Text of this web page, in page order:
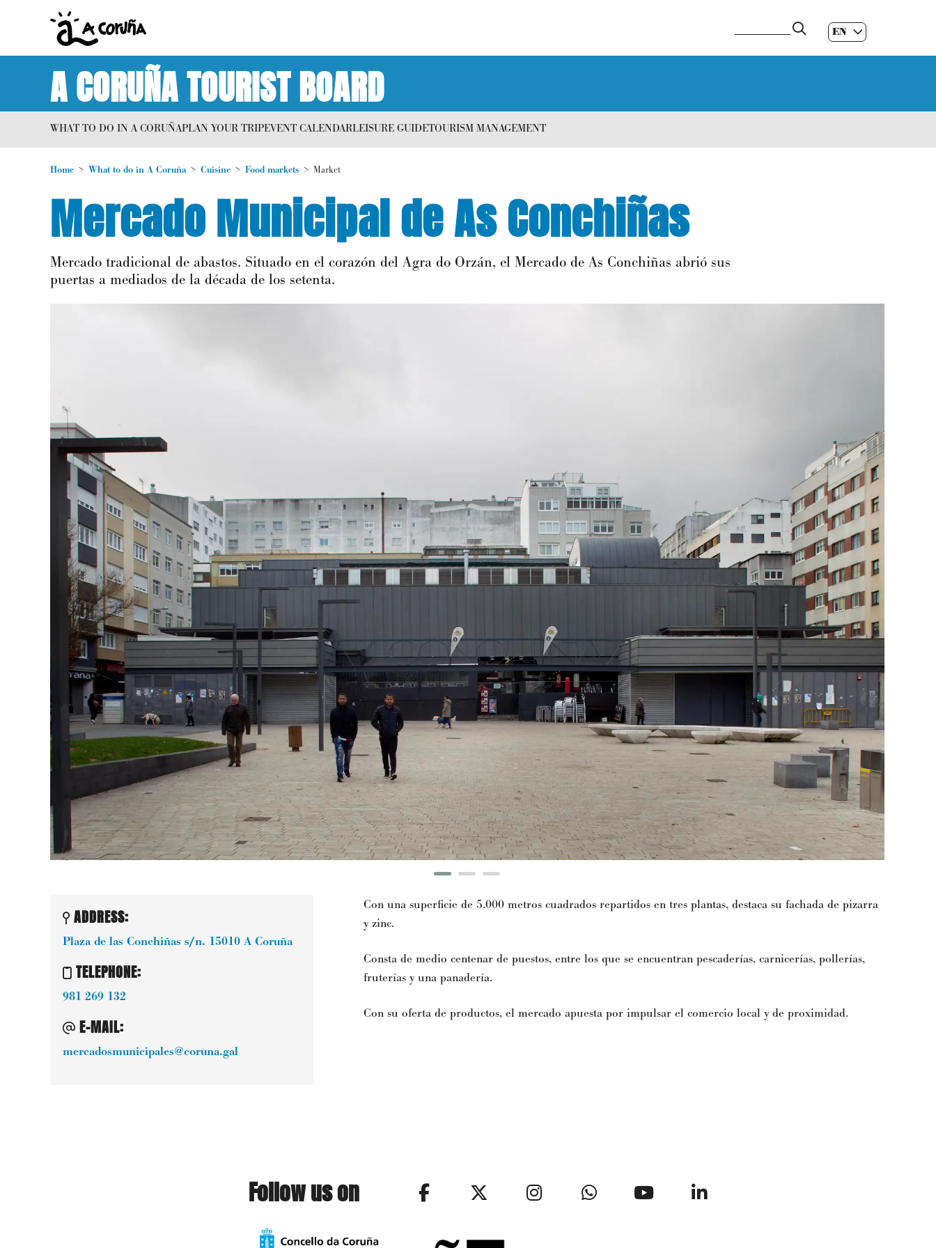
EN
ES|
GL|
A CORUÑA TOURIST BOARD
WHAT TO DO IN A CORUÑAPLAN YOUR TRIPEVENT CALENDARLEISURE GUIDETOURISM MANAGEMENT
Home What to do in A Coruña Cuisine Food markets Market
Mercado Municipal de As Conchiñas
ADDRESS:
Plaza de las Conchiñas s/n. 15010 A Coruña
TELEPHONE:
981 269 132
E-MAIL:
mercadosmunicipales@coruna.gal
Mercado tradicional de abastos. Situado en el corazón del Agra do Orzán, el Mercado de As Conchiñas abrió sus
puertas a mediados de la década de los setenta.
Con una superficie de 5.000 metros cuadrados repartidos en tres plantas, destaca su fachada de pizarra
y zinc.
Consta de medio centenar de puestos, entre los que se encuentran pescaderías, carnicerías, pollerías,
fruterías y una panadería.
Con su oferta de productos, el mercado apuesta por impulsar el comercio local y de proximidad.
Follow us on